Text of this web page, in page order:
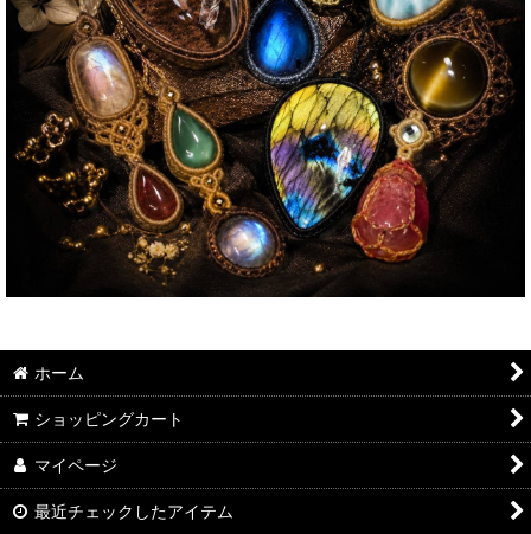
ホーム
ショッピングカート
マイページ
最近チェックしたアイテム